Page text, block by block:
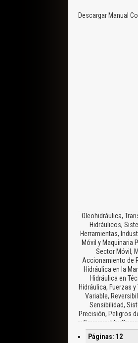
Descargar Manual
Oleohidráulica,
Hidráulicos,
Herramientas,
Móvil y Maquinaria
Sector Móvil,
Accionamiento de
Hidráulica en la
Hidráulica en
Hidráulica, Fuerzas
Variable,
Sensibilidad,
Precisión, Peligros
Compresible,
Páginas: 12